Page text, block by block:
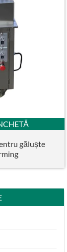
găluște